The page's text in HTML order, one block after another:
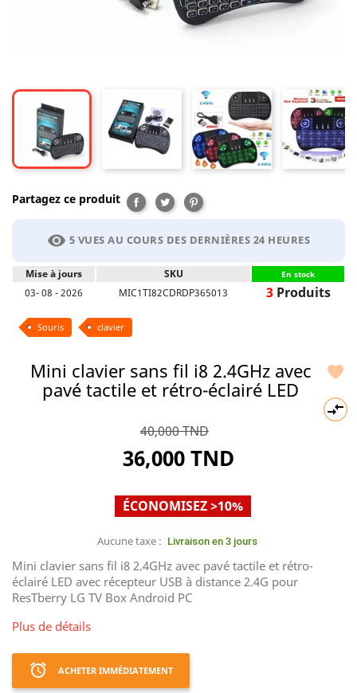
Partagez ce produit Partager
TweetPinterest
visibility 5 VUES AU COURS DES DERNIÈRES 24 HEURES
Mise à jours SKU En stock
03- 08 - 2026 MIC1TI82CDRDP365013 3Produits
Souris clavier


Mini clavier sans fil i8 2.4GHz avec
pavé tactile et rétro-éclairé LED
40,000 TND
36,000 TND
ÉCONOMISEZ >10%
Aucune taxe : Livraison en 3 jours
Mini clavier sans fil i8 2.4GHz avec pavé tactile et rétro-
éclairé LED avec récepteur USB à distance 2.4G pour
ResTberry LG TV Box Android PC
Plus de détails
access_alarm ACHETER IMMÉDIATEMENT